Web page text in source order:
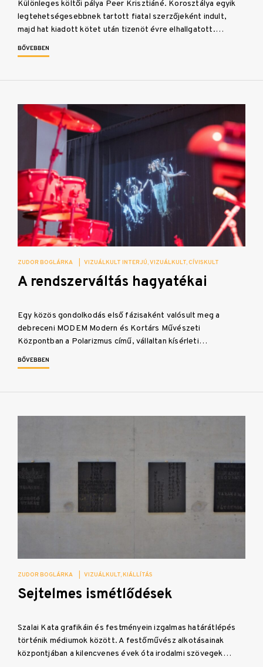
Különleges költői pálya Peer Krisztiáné. Korosztálya egyik
legtehetségesebbnek tartott fiatal szerzőjeként indult,
majd hat kiadott kötet után tizenöt évre elhallgatott.…
BŐVEBBEN
ZUDOR BOGLÁRKA VIZUÁLKULT INTERJÚ VIZUÁLKULT CÍVISKULT
A rendszerváltás hagyatékai
Egy közös gondolkodás első fázisaként valósult meg a
debreceni MODEM Modern és Kortárs Művészeti
Központban a Polarizmus című, vállaltan kísérleti…
BŐVEBBEN
ZUDOR BOGLÁRKA VIZUÁLKULT KIÁLLÍTÁS
Sejtelmes ismétlődések
Szalai Kata grafikáin és festményein izgalmas határátlépés
történik médiumok között. A festőművész alkotásainak
központjában a kilencvenes évek óta irodalmi szövegek…